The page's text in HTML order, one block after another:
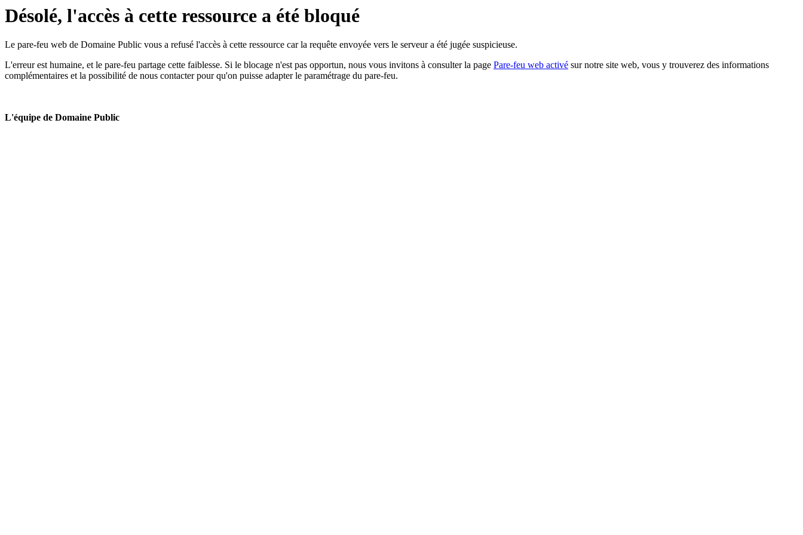
Désolé, l'accès à cette ressource a été bloqué
Le pare-feu web de Domaine Public vous a refusé l'accès à cette ressource car la requête envoyée vers le serveur a été jugée suspicieuse.
L'erreur est humaine, et le pare-feu partage cette faiblesse. Si le blocage n'est pas opportun, nous vous invitons à consulter la page Pare-feu web activé sur notre site web, vous y trouverez des informations
complémentaires et la possibilité de nous contacter pour qu'on puisse adapter le paramétrage du pare-feu.
L'équipe de Domaine Public